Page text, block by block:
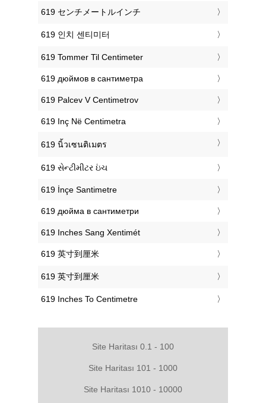
‎619 センチメートルインチ
‎619 인치 센티미터
‎619 Tommer Til Centimeter
‎619 дюймов в сантиметра
‎619 Palcev V Centimetrov
‎619 Inç Në Centimetra
‎619 นิ้วเซนติเมตร
‎619 સેન્ટીમીટર ઇંચ
‎619 İnçe Santimetre
‎619 дюйма в сантиметри
‎619 Inches Sang Xentimét
‎619 英寸到厘米
‎619 英寸到厘米
‎619 Inches To Centimetre
Site Haritası 0.1 - 100
Site Haritası 101 - 1000
Site Haritası 1010 - 10000